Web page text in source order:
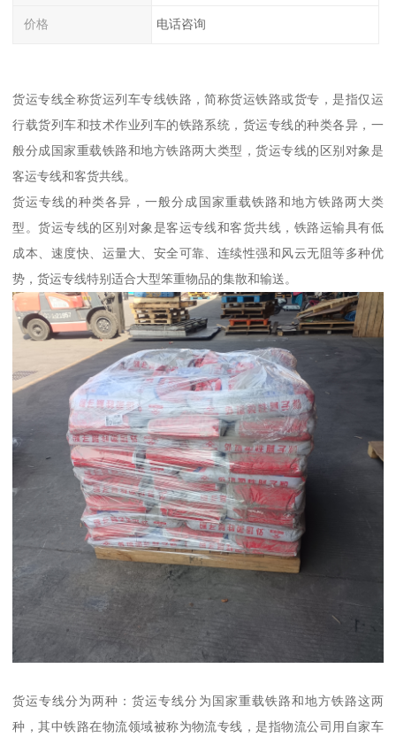
价格 电话咨询
货运专线全称货运列车专线铁路，简称货运铁路或货专，是指仅运
行载货列车和技术作业列车的铁路系统，货运专线的种类各异，一
般分成国家重载铁路和地方铁路两大类型，货运专线的区别对象是
客运专线和客货共线。
货运专线的种类各异，一般分成国家重载铁路和地方铁路两大类
型。货运专线的区别对象是客运专线和客货共线，铁路运输具有低
成本、速度快、运量大、安全可靠、连续性强和风云无阻等多种优
势，货运专线特别适合大型笨重物品的集散和输送。
货运专线分为两种：货运专线分为国家重载铁路和地方铁路这两
种，其中铁路在物流领域被称为物流专线，是指物流公司用自家车